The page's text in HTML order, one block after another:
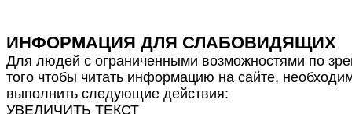
ИНФОРМАЦИЯ ДЛЯ СЛАБОВИДЯЩИХ
Для людей с ограниченными возможностями по
того чтобы читать информацию на сайте,
выполнить следующие действия:
УВЕЛИЧИТЬ ТЕКСТ